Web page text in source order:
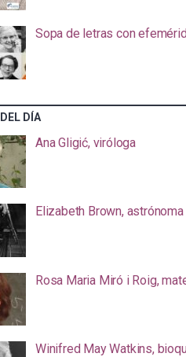
Sopa de letras con
DÍA
Ana Gligić, viróloga
Elizabeth Brown, astrónoma
Rosa Maria Miró i Roig,
Winifred May Watkins,